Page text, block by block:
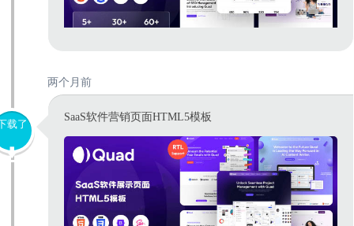
两个月前
载了
SaaS软件营销页面HTML5模板